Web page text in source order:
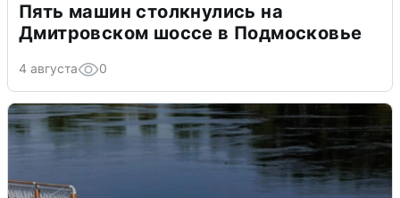
Пять машин столкнулись на
Дмитровском шоссе в Подмосковье
4 августа 0